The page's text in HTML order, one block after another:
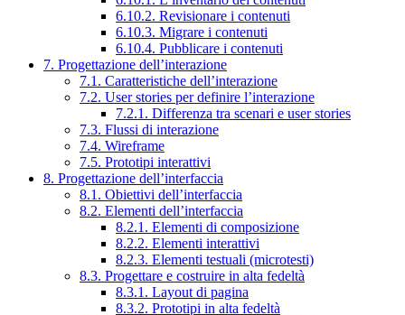
6.10.2. Revisionare i contenuti
6.10.3. Migrare i contenuti
6.10.4. Pubblicare i contenuti
7. Progettazione dell’interazione
7.1. Caratteristiche dell’interazione
7.2. User stories per definire l’interazione
7.2.1. Differenza tra scenari e user stories
7.3. Flussi di interazione
7.4. Wireframe
7.5. Prototipi interattivi
8. Progettazione dell’interfaccia
8.1. Obiettivi dell’interfaccia
8.2. Elementi dell’interfaccia
8.2.1. Elementi di composizione
8.2.2. Elementi interattivi
8.2.3. Elementi testuali (microtesti)
8.3. Progettare e costruire in alta fedeltà
8.3.1. Layout di pagina
8.3.2. Prototipi in alta fedeltà